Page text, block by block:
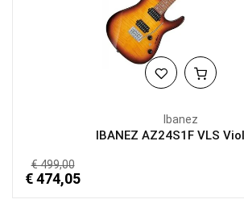
Ibanez
IBANEZ AZ24S1F VLS
€ 499,00
€ 474,05